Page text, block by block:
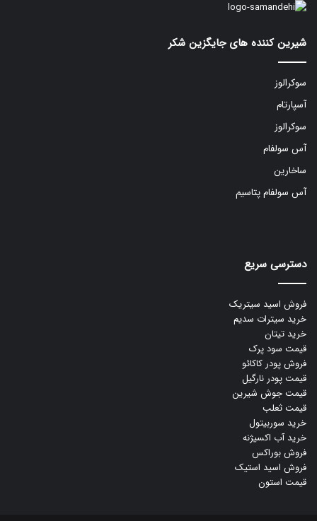
شیرین کننده های جایگزین شکر
سوکرالوز
آسپارتام
سوکرالوز
آس سولفام
ساخارین
آس سولفام پتاسیم
دسترسی سریع
فروش اسید سیتریک
خرید سیترات سدیم
خرید تیتان
قیمت سود پرک
فروش پودر کاکائو
قیمت پودر نارگیل
قیمت جوش شیرین
قیمت ثعلب
خرید سوربیتول
خرید آب اکسیژنه
فروش بوراکس
فروش اسید استیک
قیمت استون